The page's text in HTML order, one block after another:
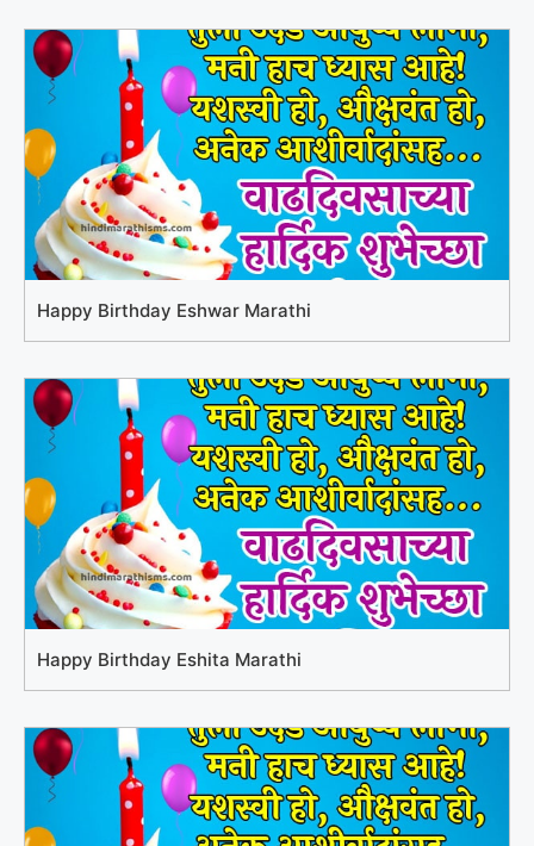
Happy Birthday Eshwar Marathi
Happy Birthday Eshita Marathi